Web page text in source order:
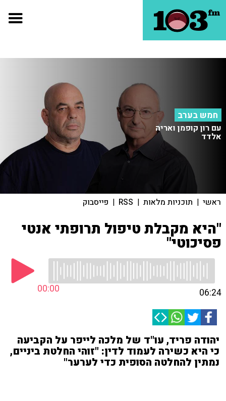
חמש בערב
עם רון קופמן ואריה
אלדד
ראשי | תוכניות מלאות |
RSS
| פייסבוק
"היא מקבלת טיפול תרופתי אנטי
פסיכוטי"
00:00 06:24
יהודה פריד, עו"ד של מלכה לייפר על הקביעה
כי היא כשירה לעמוד לדין: "זוהי החלטת ביניים,
נמתין להחלטה הסופית כדי לערער"